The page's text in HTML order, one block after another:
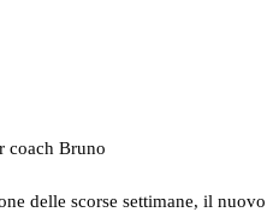
coach Bruno
delle scorse settimane, il